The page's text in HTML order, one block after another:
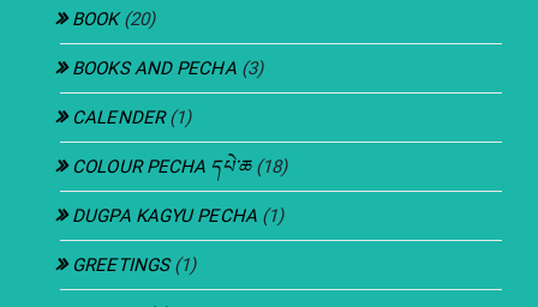
BOOK(20)
BOOKS AND PECHA(3)
CALENDER(1)
COLOUR PECHA དཔེ་ཆ(18)
DUGPA KAGYU PECHA(1)
GREETINGS(1)